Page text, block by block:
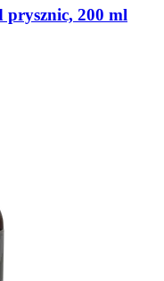
prysznic, 200 ml